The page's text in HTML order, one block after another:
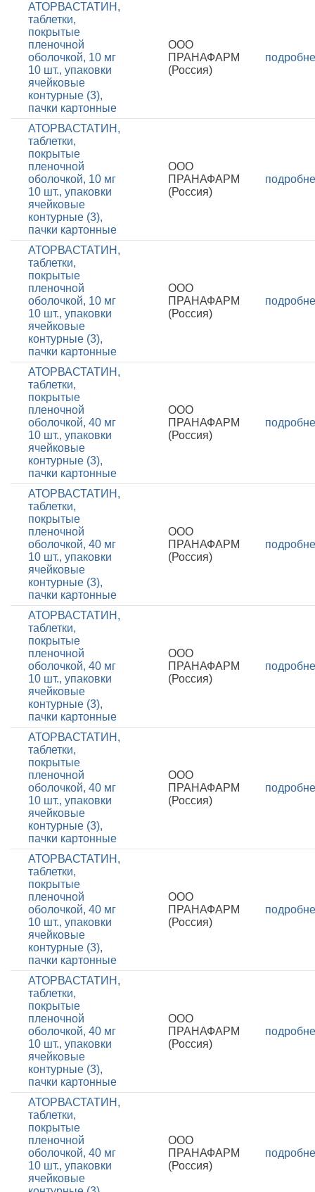
АТОРВАСТАТИН,
таблетки,
покрытые
пленочной
оболочкой, 10 мг
10 шт., упаковки
ячейковые
контурные (3),
пачки картонные
ООО
ПРАНАФАРМ
(Россия)
АТОРВАСТАТИН,
таблетки,
покрытые
пленочной
оболочкой, 10 мг
10 шт., упаковки
ячейковые
контурные (3),
пачки картонные
ООО
ПРАНАФАРМ
(Россия)
АТОРВАСТАТИН,
таблетки,
покрытые
пленочной
оболочкой, 10 мг
10 шт., упаковки
ячейковые
контурные (3),
пачки картонные
ООО
ПРАНАФАРМ
(Россия)
АТОРВАСТАТИН,
таблетки,
покрытые
пленочной
оболочкой, 40 мг
10 шт., упаковки
ячейковые
контурные (3),
пачки картонные
ООО
ПРАНАФАРМ
(Россия)
АТОРВАСТАТИН,
таблетки,
покрытые
пленочной
оболочкой, 40 мг
10 шт., упаковки
ячейковые
контурные (3),
пачки картонные
ООО
ПРАНАФАРМ
(Россия)
АТОРВАСТАТИН,
таблетки,
покрытые
пленочной
оболочкой, 40 мг
10 шт., упаковки
ячейковые
контурные (3),
пачки картонные
ООО
ПРАНАФАРМ
(Россия)
АТОРВАСТАТИН,
таблетки,
покрытые
пленочной
оболочкой, 40 мг
10 шт., упаковки
ячейковые
контурные (3),
пачки картонные
ООО
ПРАНАФАРМ
(Россия)
АТОРВАСТАТИН,
таблетки,
покрытые
пленочной
оболочкой, 40 мг
10 шт., упаковки
ячейковые
контурные (3),
пачки картонные
ООО
ПРАНАФАРМ
(Россия)
АТОРВАСТАТИН,
таблетки,
покрытые
пленочной
оболочкой, 40 мг
10 шт., упаковки
ячейковые
контурные (3),
пачки картонные
ООО
ПРАНАФАРМ
(Россия)
АТОРВАСТАТИН,
таблетки,
покрытые
пленочной
оболочкой, 40 мг
10 шт., упаковки
ячейковые
ООО
ПРАНАФАРМ
(Россия)